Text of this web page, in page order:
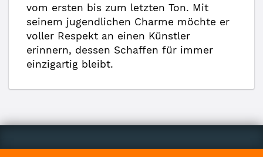
vom ersten bis zum letzten Ton. Mit
seinem jugendlichen Charme möchte er
voller Respekt an einen Künstler
erinnern, dessen Schaffen für immer
einzigartig bleibt.